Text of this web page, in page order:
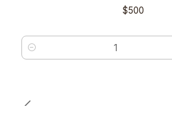
$500
Cantidad